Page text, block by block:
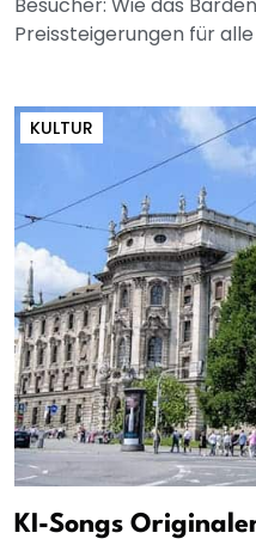
Besucher: Wie das
Preissteigerungen für
KULTUR
KI-Songs